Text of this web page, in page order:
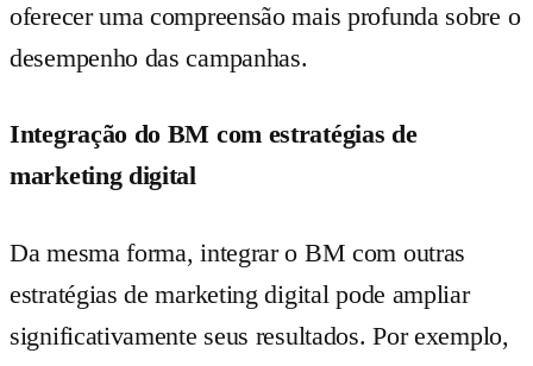
oferecer uma compreensão mais profunda sobre o
desempenho das campanhas.
Integração do BM com estratégias de
marketing digital
Da mesma forma, integrar o BM com outras
estratégias de marketing digital pode ampliar
significativamente seus resultados. Por exemplo,